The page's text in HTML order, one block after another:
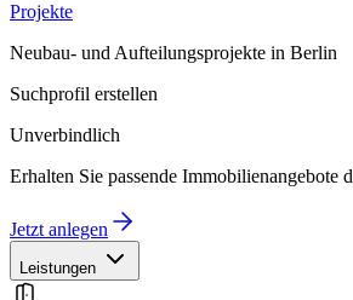
Projekte
Neubau- und Aufteilungsprojekte in Berlin
Suchprofil erstellen
Unverbindlich
Erhalten Sie passende Immobilienangebote
Jetzt anlegen
Leistungen